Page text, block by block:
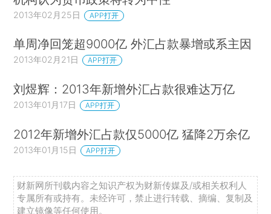
2013年02月25日 APP打开
单周净回笼超9000亿 外汇占款暴增或系主因
2013年02月21日 APP打开
刘煜辉：2013年新增外汇占款很难达万亿
2013年01月17日 APP打开
2012年新增外汇占款仅5000亿 猛降2万余亿
2013年01月15日 APP打开
财新网所刊载内容之知识产权为财新传媒及/或相关权利人
专属所有或持有。未经许可，禁止进行转载、摘编、复制及
建立镜像等任何使用。